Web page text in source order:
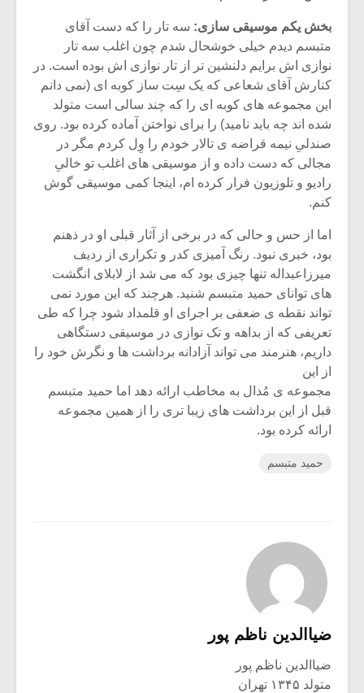
بخش یکم موسیقی سازی: سه تار را که دست آقای
متبسم دیدم خیلی خوشحال شدم چون اغلب سه تار
نوازی اش برایم دلنشین تر از تار نوازی اش بوده است. در
کنارش آقای شعاعی که یک سِت ساز کوبه ای (نمی دانم
این مجموعه های کوبه ای را که چند سالی است متولد
شده اند چه باید نامید) را برای نواختن آماده کرده بود. روی
صندلیِ نیمه قراضه ی تالار خودم را وِل کردم مگر در
مجالی که دست داده و از موسیقی های اغلب تو خالیِ
رادیو و تلوزیون فرار کرده ام، اینجا کمی موسیقی گوش
کنم.
اما از حس و حالی که در برخی از آثار قبلی او در ذهنم
بود، خبری نبود. رنگ آمیزی کدر و تکراری از ردیف
میرزاعبداله تنها چیزی بود که می شد از لابلای انگشت
های توانای حمید متبسم شنید. هرچند که این مورد نمی
تواند نقطه ی ضعفی بر اجرای او قلمداد شود چرا که طی
تعریفی که از بداهه و تک نوازی در موسیقی دستگاهی
داریم، هنرمند می تواند آزادانه برداشت ها و نگرش خود را
از این
مجموعه ی مُدال به مخاطب ارائه دهد اما حمید متبسم
قبل از این برداشت های زیبا تری را از همین مجموعه
ارائه کرده بود.
حمید متبسم
ضیاالدین ناظم پور
ضیاالدین ناظم پور
متولد ۱۳۴۵ تهران
مشهورترین باشی،
بدنام ترین باش